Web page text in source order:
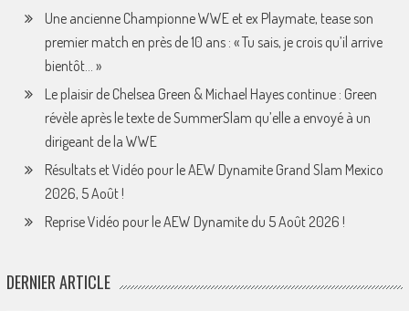
Une ancienne Championne WWE et ex Playmate, tease son
premier match en près de 10 ans : « Tu sais, je crois qu’il arrive
bientôt… »
Le plaisir de Chelsea Green & Michael Hayes continue : Green
révèle après le texte de SummerSlam qu’elle a envoyé à un
dirigeant de la WWE
Résultats et Vidéo pour le AEW Dynamite Grand Slam Mexico
2026, 5 Août !
Reprise Vidéo pour le AEW Dynamite du 5 Août 2026 !
DERNIER ARTICLE